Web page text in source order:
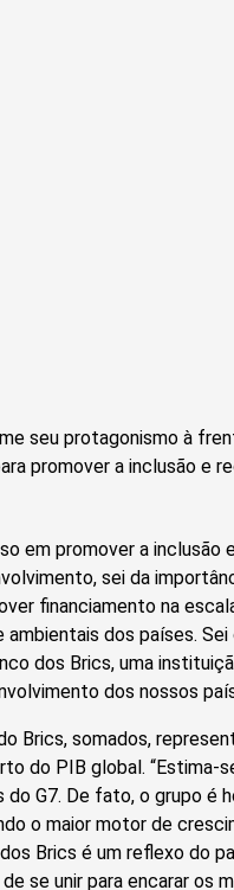
seu protagonismo à
promover a inclusão e
em promover a inclusão
sei da
financiamento na
dos países.
dos Brics, uma
dos nossos
Brics, somados,
do PIB global. “Estima-
G7. De fato, o grupo é
o maior motor de
Brics é um reflexo do
se unir para encarar os